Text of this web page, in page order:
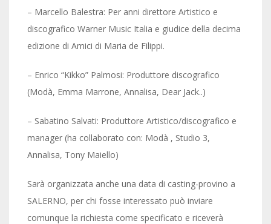
– Marcello Balestra: Per anni direttore Artistico e
discografico Warner Music Italia e giudice della decima
edizione di Amici di Maria de Filippi.
– Enrico “Kikko” Palmosi: Produttore discografico
(Modà, Emma Marrone, Annalisa, Dear Jack..)
– Sabatino Salvati: Produttore Artistico/discografico e
manager (ha collaborato con: Modà , Studio 3,
Annalisa, Tony Maiello)
Sarà organizzata anche una data di casting-provino a
SALERNO, per chi fosse interessato può inviare
comunque la richiesta come specificato e riceverà